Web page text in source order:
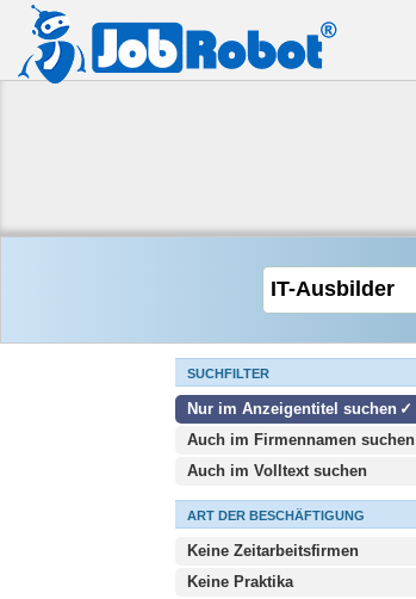
SUCHFILTER
Nur im Anzeigentitel suchen
Auch im Firmennamen suchen
Auch im Volltext suchen
ART DER BESCHÄFTIGUNG
Keine Zeitarbeitsfirmen
Keine Praktika